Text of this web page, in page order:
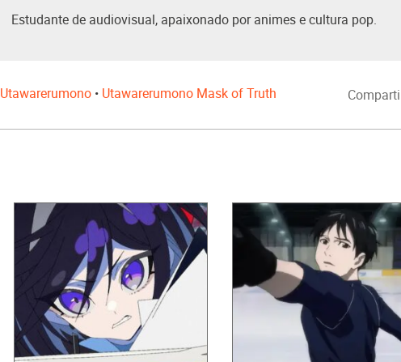
Estudante de audiovisual, apaixonado por animes e cultura pop.
Utawarerumono • Utawarerumono Mask of Truth